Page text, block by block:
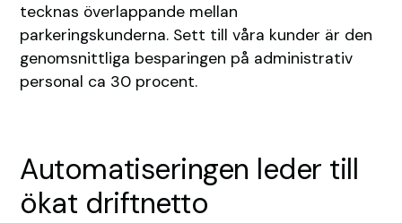
tecknas överlappande mellan
parkeringskunderna. Sett till våra kunder är den
genomsnittliga besparingen på administrativ
personal ca 30 procent.
Automatiseringen leder till
ökat driftnetto